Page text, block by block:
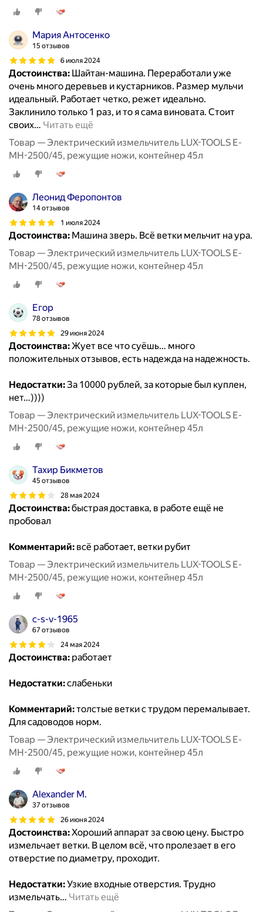
Мария Антосенко
15 отзывов
6 июля 2024
Достоинства: Шайтан-машина. Переработали уже
очень много деревьев и кустарников. Размер мульчи
идеальный. Работает четко, режет идеально.
Заклинило только 1 раз, и то я сама виновата. Стоит
своих… Читать ещё
Товар — Электрический измельчитель LUX-TOOLS E-
MH-2500/45, режущие ножи, контейнер 45л
Леонид Феропонтов
14 отзывов
1 июля 2024
Достоинства: Машина зверь. Всё ветки мельчит на ура.
Товар — Электрический измельчитель LUX-TOOLS E-
MH-2500/45, режущие ножи, контейнер 45л
Егор
78 отзывов
29 июня 2024
Достоинства:Жует все что суёшь… много
положительных отзывов, есть надежда на надежность.
Недостатки:За 10000 рублей, за которые был куплен,
нет…))))
Товар — Электрический измельчитель LUX-TOOLS E-
MH-2500/45, режущие ножи, контейнер 45л
Тахир Бикметов
45 отзывов
28 мая 2024
Достоинства:быстрая доставка, в работе ещё не
пробовал
Комментарий: всё работает, ветки рубит
Товар — Электрический измельчитель LUX-TOOLS E-
MH-2500/45, режущие ножи, контейнер 45л
c-s-v-1965
67 отзывов
24 мая 2024
Достоинства: работает
Недостатки:слабеньки
Комментарий:толстые ветки с трудом перемалывает.
Для садоводов норм.
Товар — Электрический измельчитель LUX-TOOLS E-
MH-2500/45, режущие ножи, контейнер 45л
Alexander M.
37 отзывов
26 июня 2024
Достоинства:Хороший аппарат за свою цену. Быстро
измельчает ветки. В целом всё, что пролезает в его
отверстие по диаметру, проходит.
Недостатки:Узкие входные отверстия. Трудно
измельчать… Читать ещё